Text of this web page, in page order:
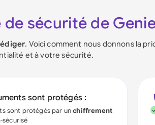
de sécurité de
. Voici comment nous donnons la
et à votre sécurité.
sont protégés :
sont protégés par unchiffrement